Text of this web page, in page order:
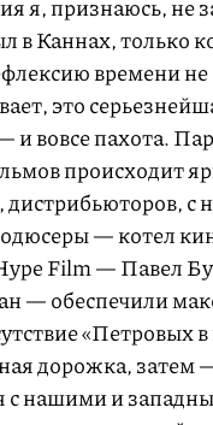
я, признаюсь, не
в Каннах, только
времени
это
и вовсе пахота.
происходит
дистрибьюторов, с
— котел
Film — Павел
— обеспечили
«Петровых в
дорожка, затем
с нашими и